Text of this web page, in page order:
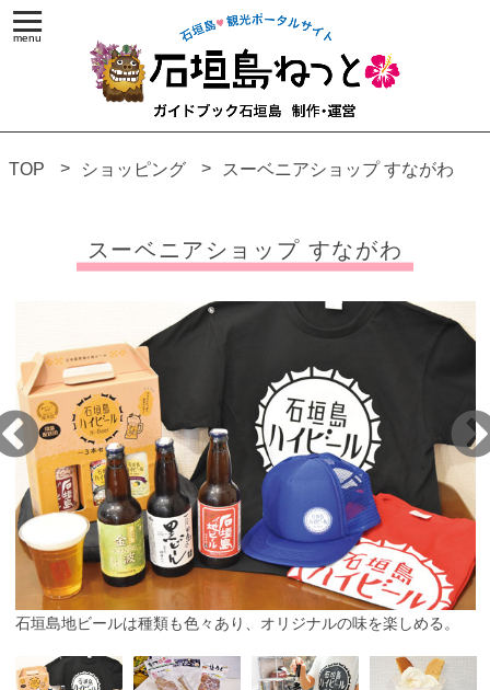
TOP ショッピング スーベニアショップ すながわ
スーベニアショップ すながわ
石垣島地ビールは種類も色々あり、オリジナルの味を楽しめる。